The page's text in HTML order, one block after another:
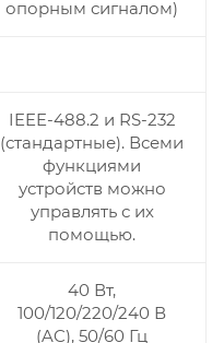
опорным сигналом)
IEEE-488.2 и RS-232
(стандартные). Всеми
функциями
устройств можно
управлять с их
помощью.
40 Вт,
100/120/220/240 В
(AC), 50/60 Гц